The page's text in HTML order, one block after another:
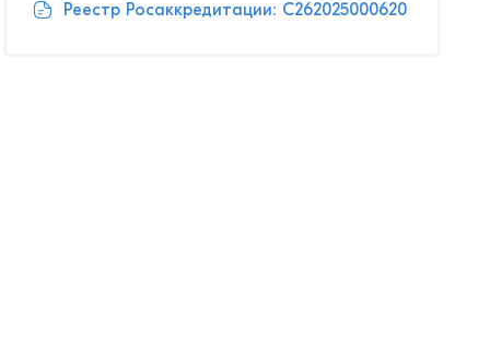
Реестр Росаккредитации: С262025000620